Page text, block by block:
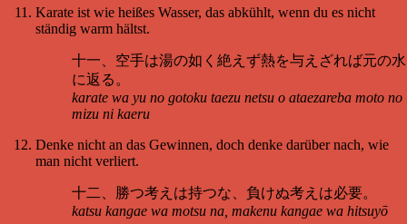
Karate ist wie heißes Wasser, das abkühlt, wenn du es nicht
ständig warm hältst.
十一、空手は湯の如く絶えず熱を与えざれば元の水
に返る。
karate wa yu no gotoku taezu netsu o ataezareba moto no
mizu ni kaeru
Denke nicht an das Gewinnen, doch denke darüber nach, wie
man nicht verliert.
十二、勝つ考えは持つな、負けぬ考えは必要。
katsu kangae wa motsu na, makenu kangae wa hitsuyō